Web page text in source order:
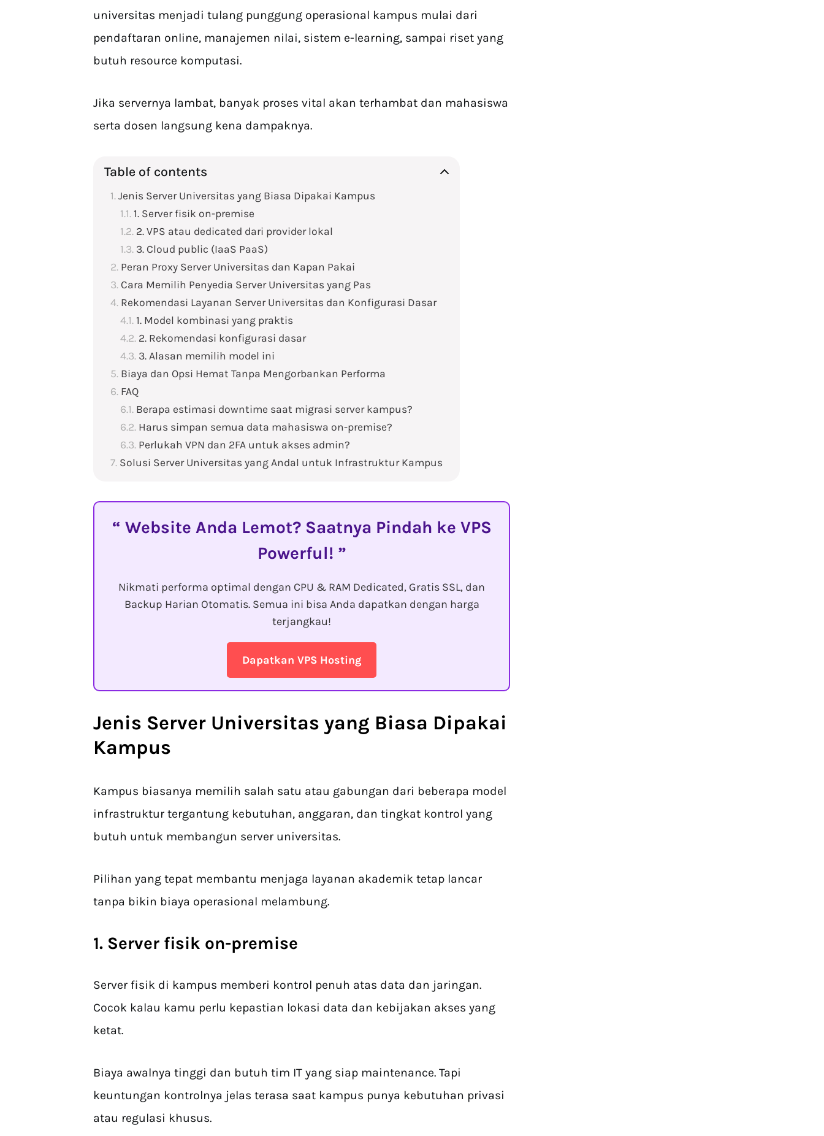
universitas menjadi tulang punggung operasional kampus mulai dari
pendaftaran online, manajemen nilai, sistem e-learning, sampai riset yang
butuh resource komputasi.
Jika servernya lambat, banyak proses vital akan terhambat dan mahasiswa
serta dosen langsung kena dampaknya.
Table of contents
Jenis Server Universitas yang Biasa Dipakai Kampus
1. Server fisik on-premise
2. VPS atau dedicated dari provider lokal
3. Cloud public (IaaS PaaS)
Peran Proxy Server Universitas dan Kapan Pakai
Cara Memilih Penyedia Server Universitas yang Pas
Rekomendasi Layanan Server Universitas dan Konfigurasi Dasar
1. Model kombinasi yang praktis
2. Rekomendasi konfigurasi dasar
3. Alasan memilih model ini
Biaya dan Opsi Hemat Tanpa Mengorbankan Performa
FAQ
Berapa estimasi downtime saat migrasi server kampus?
Harus simpan semua data mahasiswa on-premise?
Perlukah VPN dan 2FA untuk akses admin?
Solusi Server Universitas yang Andal untuk Infrastruktur Kampus
Website Anda Lemot? Saatnya Pindah ke VPS
Powerful!
Nikmati performa optimal dengan CPU & RAM Dedicated, Gratis SSL, dan
Backup Harian Otomatis. Semua ini bisa Anda dapatkan dengan harga
terjangkau!
Dapatkan VPS Hosting
Jenis Server Universitas yang Biasa Dipakai
Kampus
Kampus biasanya memilih salah satu atau gabungan dari beberapa model
infrastruktur tergantung kebutuhan, anggaran, dan tingkat kontrol yang
butuh untuk membangun server universitas.
Pilihan yang tepat membantu menjaga layanan akademik tetap lancar
tanpa bikin biaya operasional melambung.
1. Server fisik on-premise
Server fisik di kampus memberi kontrol penuh atas data dan jaringan.
Cocok kalau kamu perlu kepastian lokasi data dan kebijakan akses yang
ketat.
Biaya awalnya tinggi dan butuh tim IT yang siap maintenance. Tapi
keuntungan kontrolnya jelas terasa saat kampus punya kebutuhan privasi
atau regulasi khusus.